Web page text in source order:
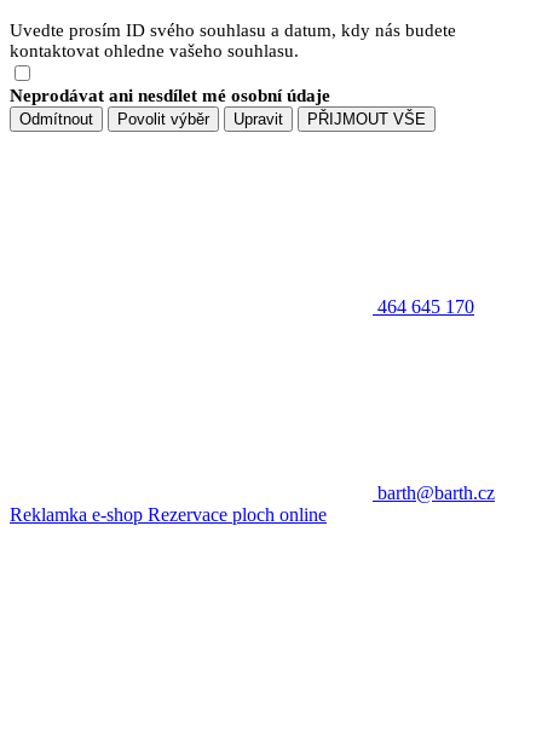
Uvedte prosím ID svého souhlasu a datum, kdy nás budete
kontaktovat ohledne vašeho souhlasu.
Neprodávat ani nesdílet mé osobní údaje
Odmítnout Povolit výběr Upravit PŘIJMOUT VŠE
464 645 170
barth@barth.cz
Reklamka e-shop Rezervace ploch online